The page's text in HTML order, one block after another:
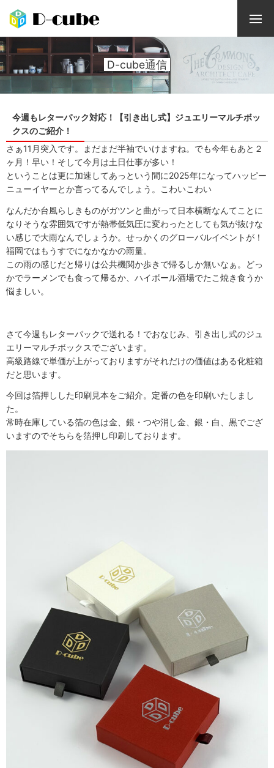
D-cube通信
今週もレターパック対応！【引き出し式】ジュエリーマルチボッ
クスのご紹介！
さぁ11月突入です。まだまだ半袖でいけますね。でも今年もあと２
ヶ月！早い！そして今月は土日仕事が多い！
ということは更に加速してあっという間に2025年になってハッピー
ニューイヤーとか言ってるんでしょう。こわいこわい
なんだか台風らしきものがガツンと曲がって日本横断なんてことに
なりそうな雰囲気ですが熱帯低気圧に変わったとしても気が抜けな
い感じで大雨なんでしょうか。せっかくのグローバルイベントが！
福岡ではもうすでになかなかの雨量。
この雨の感じだと帰りは公共機関か歩きで帰るしか無いなぁ。どっ
かでラーメンでも食って帰るか、ハイボール酒場でたこ焼き食うか
悩ましい。
さて今週もレターパックで送れる！でおなじみ、引き出し式のジュ
エリーマルチボックスでございます。
高級路線で単価が上がっておりますがそれだけの価値はある化粧箱
だと思います。
今回は箔押しした印刷見本をご紹介。定番の色を印刷いたしまし
た。
常時在庫している箔の色は金、銀・つや消し金、銀・白、黒でござ
いますのでそちらを箔押し印刷しております。